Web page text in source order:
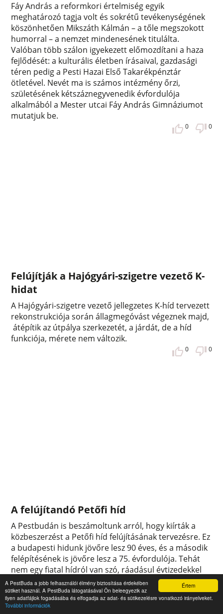
Értem
A PestBuda a jobb felhasználói élmény biztosítása érdekében
sütiket használ. A PestBuda látogatásával Ön beleegyezik az
ilyen adatfájlok fogadásába és elfogadja az adat- és sütikezelésre vonatkozó irányelveket.
További információk
Fáy András a reformkori értelmiség egyik
meghatározó tagja volt és sokrétű tevékenységének
köszönhetően Mikszáth Kálmán – a tőle megszokott
humorral – a nemzet mindenesének titulálta.
Valóban több szálon igyekezett előmozdítani a haza
fejlődését: a kulturális életben írásaival, gazdasági
téren pedig a Pesti Hazai Első Takarékpénztár
ötletével. Nevét ma is számos intézmény őrzi,
születésének kétszáznegyvenedik évfordulója
alkalmából a Mester utcai Fáy András Gimnáziumot
mutatjuk be.
0 0
Felújítják a Hajógyári-szigetre vezető K-
hidat
A Hajógyári-szigetre vezető jellegzetes K-híd tervezett
rekonstrukciója során állagmegóvást végeznek majd,
átépítik az útpálya szerkezetét, a járdát, de a híd
funkciója, mérete nem változik.
0 0
A felújítandó Petőfi híd
A Pestbudán is beszámoltunk arról, hogy kiírták a
közbeszerzést a Petőfi híd felújításának tervezésre. Ez
a budapesti hidunk jövőre lesz 90 éves, és a második
felépítésének is jövőre lesz a 75. évfordulója. Tehát
nem egy fiatal hídról van szó, ráadásul évtizedekkel
ezelőtt, 1979-1980-ban esett át nagyobb mértékű
felújításon. A tervpályázat kiírásához kapcsolódva
cikkünkben felidézzük a Petőfi híd építésének